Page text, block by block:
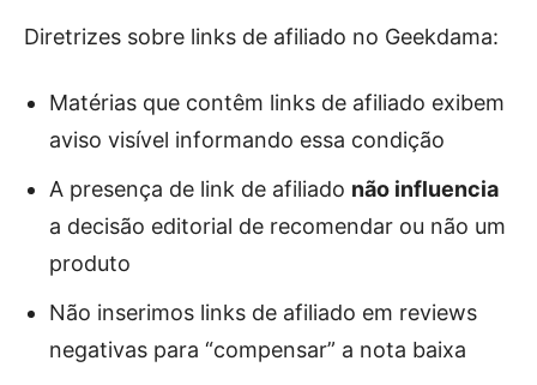
Diretrizes sobre links de afiliado no Geekdama:
Matérias que contêm links de afiliado exibem
aviso visível informando essa condição
A presença de link de afiliado não influencia
a decisão editorial de recomendar ou não um
produto
Não inserimos links de afiliado em reviews
negativas para “compensar” a nota baixa